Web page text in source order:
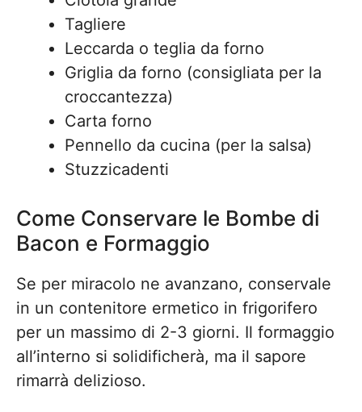
Tagliere
Leccarda o teglia da forno
Griglia da forno (consigliata per la
croccantezza)
Carta forno
Pennello da cucina (per la salsa)
Stuzzicadenti
Come Conservare le Bombe di
Bacon e Formaggio
Se per miracolo ne avanzano, conservale
in un contenitore ermetico in frigorifero
per un massimo di 2-3 giorni. Il formaggio
all’interno si solidificherà, ma il sapore
rimarrà delizioso.